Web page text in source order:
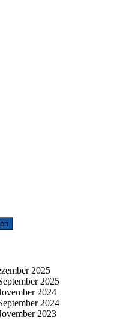
2025
2025
2024
2024
2023